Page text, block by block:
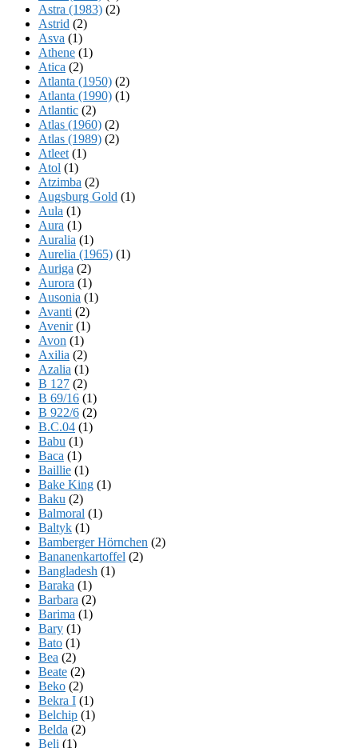
Astra (1983) (2)
Astrid (2)
Asva (1)
Athene (1)
Atica (2)
Atlanta (1950) (2)
Atlanta (1990) (1)
Atlantic (2)
Atlas (1960) (2)
Atlas (1989) (2)
Atleet (1)
Atol (1)
Atzimba (2)
Augsburg Gold (1)
Aula (1)
Aura (1)
Auralia (1)
Aurelia (1965) (1)
Auriga (2)
Aurora (1)
Ausonia (1)
Avanti (2)
Avenir(1)
Avon (1)
Axilia (2)
Azalia (1)
B 127 (2)
B 69/16 (1)
B 922/6 (2)
B.C.04 (1)
Babu (1)
Baca (1)
Baillie (1)
Bake King (1)
Baku (2)
Balmoral (1)
Baltyk (1)
Bamberger Hörnchen (2)
Bananenkartoffel (2)
Bangladesh (1)
Baraka (1)
Barbara (2)
Barima (1)
Bary (1)
Bato (1)
Bea (2)
Beate (2)
Beko (2)
Bekra I (1)
Belchip (1)
Belda (2)
Beli (1)